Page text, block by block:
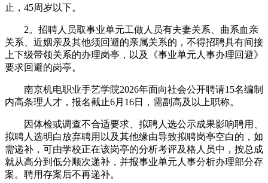
止，45周岁以下。
2。招聘人员取事业单元工做人员有夫妻关系、曲系血亲
关系、近姻亲及其他须回避的亲属关系的，不得招聘具有间接
上下级带领关系的办理岗亭，以及《事业单元人事办理回避》
要求回避的岗亭。
南京机电职业手艺学院2026年面向社会公开聘请15名编制
内高条理人才，报名截止6月16日，需副高及以上职称。
因体检或调查不合适要求、拟聘人选公示成果影响聘用、
拟聘人选明白放弃聘用以及其他缘由导致拟聘岗亭空白的，如
需递补，可由学校正在该岗亭的分析考评及格人员中，按总成
就从高分到低分顺次递补，并报事业单元人事分析办理部分存
案。聘用存案后不再递补。